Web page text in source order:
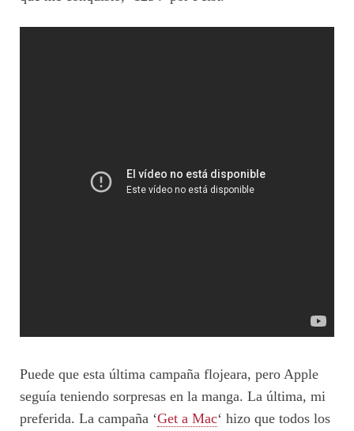
Puede que esta última campaña flojeara, pero Apple
seguía teniendo sorpresas en la manga. La última, mi
preferida. La campaña ‘Get a Mac‘ hizo que todos los